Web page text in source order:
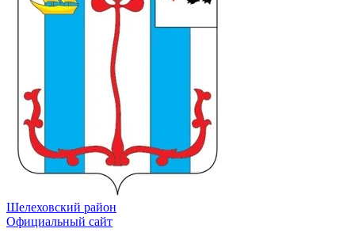
Шелеховский район
Официальный сайт